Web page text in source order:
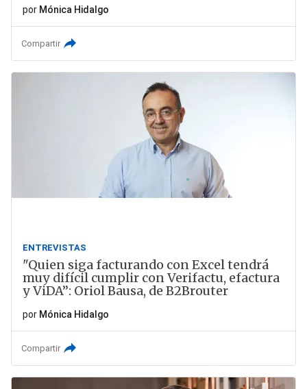
por Mónica Hidalgo
Compartir
ENTREVISTAS
"Quien siga facturando con Excel tendrá
muy difícil cumplir con Verifactu, efactura
y ViDA”: Oriol Bausa, de B2Brouter
por Mónica Hidalgo
Compartir